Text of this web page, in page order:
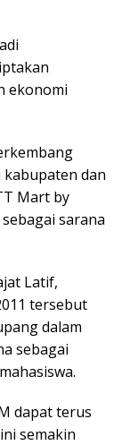
ekonomi
kabupaten dan
Mart by
sebagai sarana
Latif,
tersebut
dalam
sebagai
dapat terus
semakin